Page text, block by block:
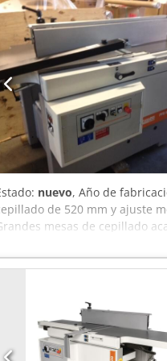
nuevo, Año de
de 520 mm y ajuste
mesas de cepillado
deformaciones
motorizada de la
presión articuladas en la
alimentación de acero con
suave Rodillo de extracción
frontal de 90° a 45° De serie
Cambio de cuchillas en